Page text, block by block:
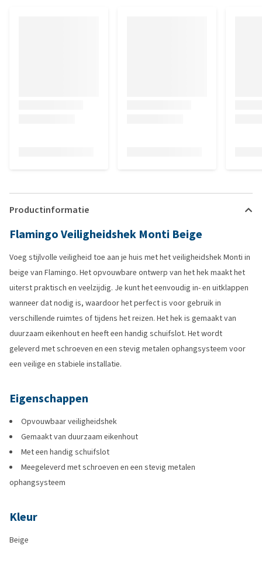
Productinformatie
Flamingo Veiligheidshek Monti Beige
Voeg stijlvolle veiligheid toe aan je huis met het veiligheidshek Monti in
beige van Flamingo. Het opvouwbare ontwerp van het hek maakt het
uiterst praktisch en veelzijdig. Je kunt het eenvoudig in- en uitklappen
wanneer dat nodig is, waardoor het perfect is voor gebruik in
verschillende ruimtes of tijdens het reizen. Het hek is gemaakt van
duurzaam eikenhout en heeft een handig schuifslot. Het wordt
geleverd met schroeven en een stevig metalen ophangsysteem voor
een veilige en stabiele installatie.
Eigenschappen
Opvouwbaar veiligheidshek
Gemaakt van duurzaam eikenhout
Met een handig schuifslot
Meegeleverd met schroeven en een stevig metalen
ophangsysteem
Kleur
Beige